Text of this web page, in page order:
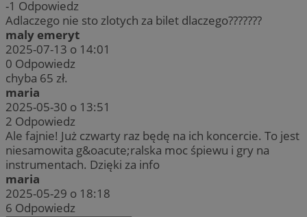
-1 Odpowiedz
Adlaczego nie sto zlotych za bilet dlaczego???????
maly emeryt
2025-07-13 o 14:01
0 Odpowiedz
chyba 65 zł.
maria
2025-05-30 o 13:51
2 Odpowiedz
Ale fajnie! Już czwarty raz będę na ich koncercie. To jest
niesamowita g&oacute;ralska moc śpiewu i gry na
instrumentach. Dzięki za info
maria
2025-05-29 o 18:18
6 Odpowiedz